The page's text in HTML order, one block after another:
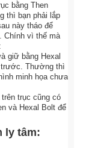
bằng Then
thì bạn phải lắp
này tháo để
Chính vì thế mà
giữ bằng Hexal
trước. Thường thì
minh họa chưa
trục cũng có
và Hexal Bolt để
ly tâm: